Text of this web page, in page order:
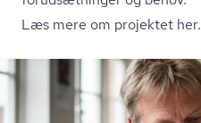
Læs mere om projektet her.